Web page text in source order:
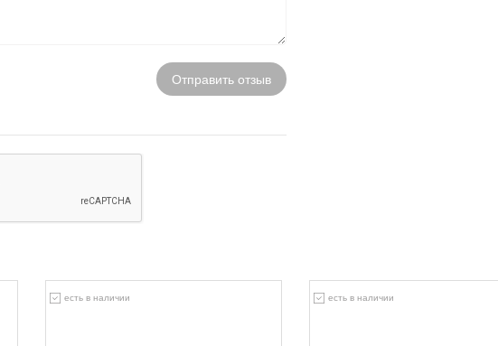
Отправить отзыв
есть в наличии есть в наличии